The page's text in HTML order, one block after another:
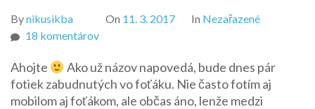
Bynikusikba On 11. 3. 2017 In Nezařazené
18 komentárovna
z
foťáku
Ahojte
Ako už názov napovedá, bude dnes pár
fotiek zabudnutých vo foťáku. Nie často fotím aj
mobilom aj foťákom, ale občas áno, lenže medzi